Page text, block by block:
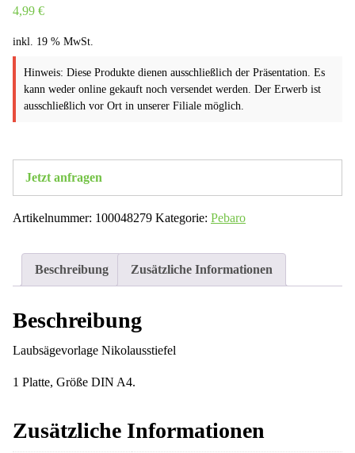
4,99 €
inkl. 19 % MwSt.
Hinweis: Diese Produkte dienen ausschließlich der Präsentation. Es
kann weder online gekauft noch versendet werden. Der Erwerb ist
ausschließlich vor Ort in unserer Filiale möglich.
Jetzt anfragen
Artikelnummer: 100048279 Kategorie: Pebaro
Beschreibung Zusätzliche Informationen
Beschreibung
Laubsägevorlage Nikolausstiefel
1 Platte, Größe DIN A4.
Zusätzliche Informationen